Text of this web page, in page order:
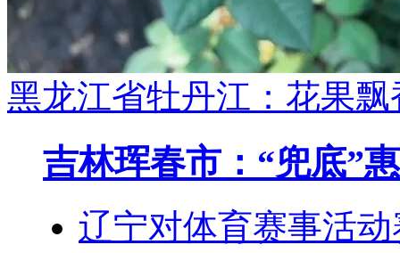
黑龙江省牡丹江：花果飘
吉林珲春市：“兜底”
辽宁对体育赛事活